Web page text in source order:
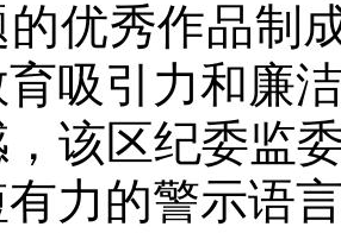
优秀作品制
吸引力和廉
该区纪委监
力的警示语